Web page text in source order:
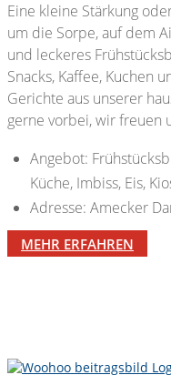
Eine kleine Stärkung
um die Sorpe, auf dem
und leckeres
Snacks, Kaffee, Kuchen
Gerichte aus unserer
gerne vorbei, wir freuen
Angebot:
Küche, Imbiss, Eis,
Adresse: Amecker
MEHR ERFAHREN